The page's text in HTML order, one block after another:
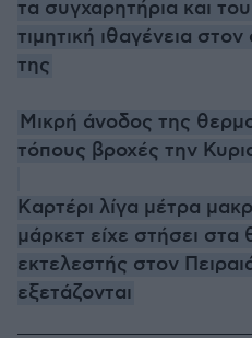
τα συγχαρητήρια και
τιμητική ιθαγένεια
της
Μικρή άνοδος της
τόπους βροχές την
Kαρτέρι λίγα μέτρα
μάρκετ είχε στήσει
εκτελεστής στον
εξετάζονται